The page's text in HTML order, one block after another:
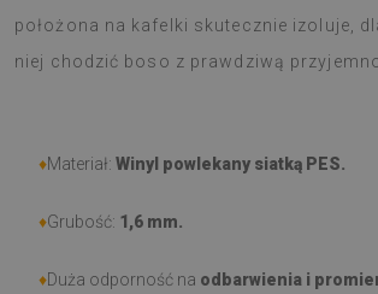
położona na kafelki skutecznie izoluje,
niej chodzić boso z prawdziwą
♦Materiał: Winyl powlekany siatką PES.
♦Grubość: 1,6 mm.
♦Duża odporność na odbarwienia i